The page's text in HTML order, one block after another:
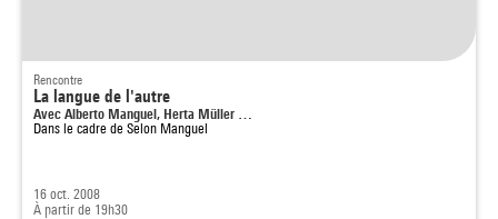
Rencontre
La langue de l'autre
Avec Alberto Manguel, Herta Müller …
Dans le cadre de Selon Manguel
16 oct. 2008
À partir de 19h30